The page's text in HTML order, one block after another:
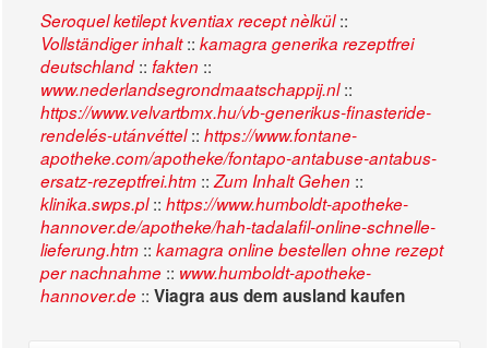
Seroquel ketilept kventiax recept nèlkül::
Vollständiger inhalt:: kamagra generika rezeptfrei
deutschland:: fakten ::
www.nederlandsegrondmaatschappij.nl::
https://www.velvartbmx.hu/vb-generikus-finasteride-
rendelés-utánvéttel:: https://www.fontane-
apotheke.com/apotheke/fontapo-antabuse-antabus-
ersatz-rezeptfrei.htm :: Zum Inhalt Gehen ::
klinika.swps.pl:: https://www.humboldt-apotheke-
hannover.de/apotheke/hah-tadalafil-online-schnelle-
lieferung.htm :: kamagra online bestellen ohne rezept
per nachnahme :: www.humboldt-apotheke-
hannover.de :: Viagra aus dem ausland kaufen